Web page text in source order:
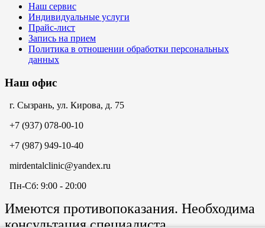
Наш сервис
Индивидуальные услуги
Прайс-лист
Запись на прием
Политика в отношении обработки персональных
данных
Наш офис
г. Сызрань, ул. Кирова, д. 75
+7 (937) 078-00-10
+7 (987) 949-10-40
mirdentalclinic@yandex.ru
Пн-Сб: 9:00 - 20:00
Имеются противопоказания. Необходима
консультация специалиста.